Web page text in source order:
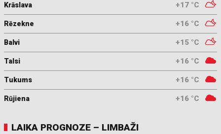
+17 °C
Krāslava
+16 °C
Rēzekne
+15 °C
Balvi
+16 °C
Talsi
+16 °C
Tukums
+16 °C
Rūjiena
LAIKA PROGNOZE – LIMBAŽI